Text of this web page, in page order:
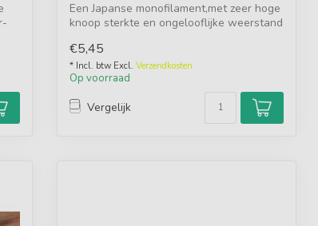
Een Japanse monofilament,met zeer hoge
knoop sterkte en ongelooflijke weerstand
€5,45
* Incl. btw Excl. Verzendkosten
Op voorraad
Vergelijk